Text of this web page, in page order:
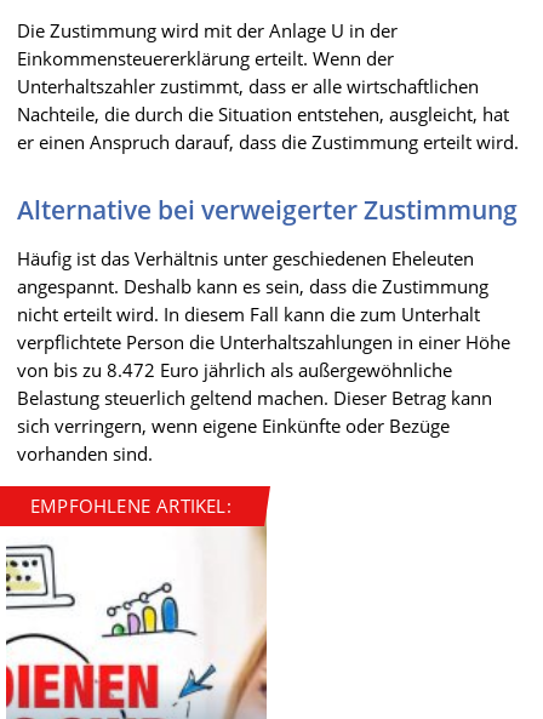
Die Zustimmung wird mit der Anlage U in der
Einkommensteuererklärung erteilt. Wenn der
Unterhaltszahler zustimmt, dass er alle wirtschaftlichen
Nachteile, die durch die Situation entstehen, ausgleicht, hat
er einen Anspruch darauf, dass die Zustimmung erteilt wird.
Alternative bei verweigerter Zustimmung
Häufig ist das Verhältnis unter geschiedenen Eheleuten
angespannt. Deshalb kann es sein, dass die Zustimmung
nicht erteilt wird. In diesem Fall kann die zum Unterhalt
verpflichtete Person die Unterhaltszahlungen in einer Höhe
von bis zu 8.472 Euro jährlich als außergewöhnliche
Belastung steuerlich geltend machen. Dieser Betrag kann
sich verringern, wenn eigene Einkünfte oder Bezüge
vorhanden sind.
EMPFOHLENE ARTIKEL: